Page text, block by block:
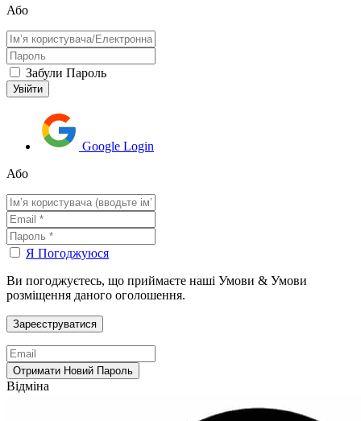
Або
Забули Пароль
Google Login
Або
Я Погоджуюся
Ви погоджуєтесь, що приймаєте наші Умови & Умови
розміщення даного оголошення.
Відміна